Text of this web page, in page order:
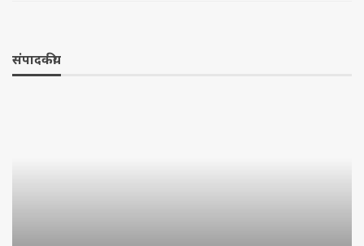
संपादकीय